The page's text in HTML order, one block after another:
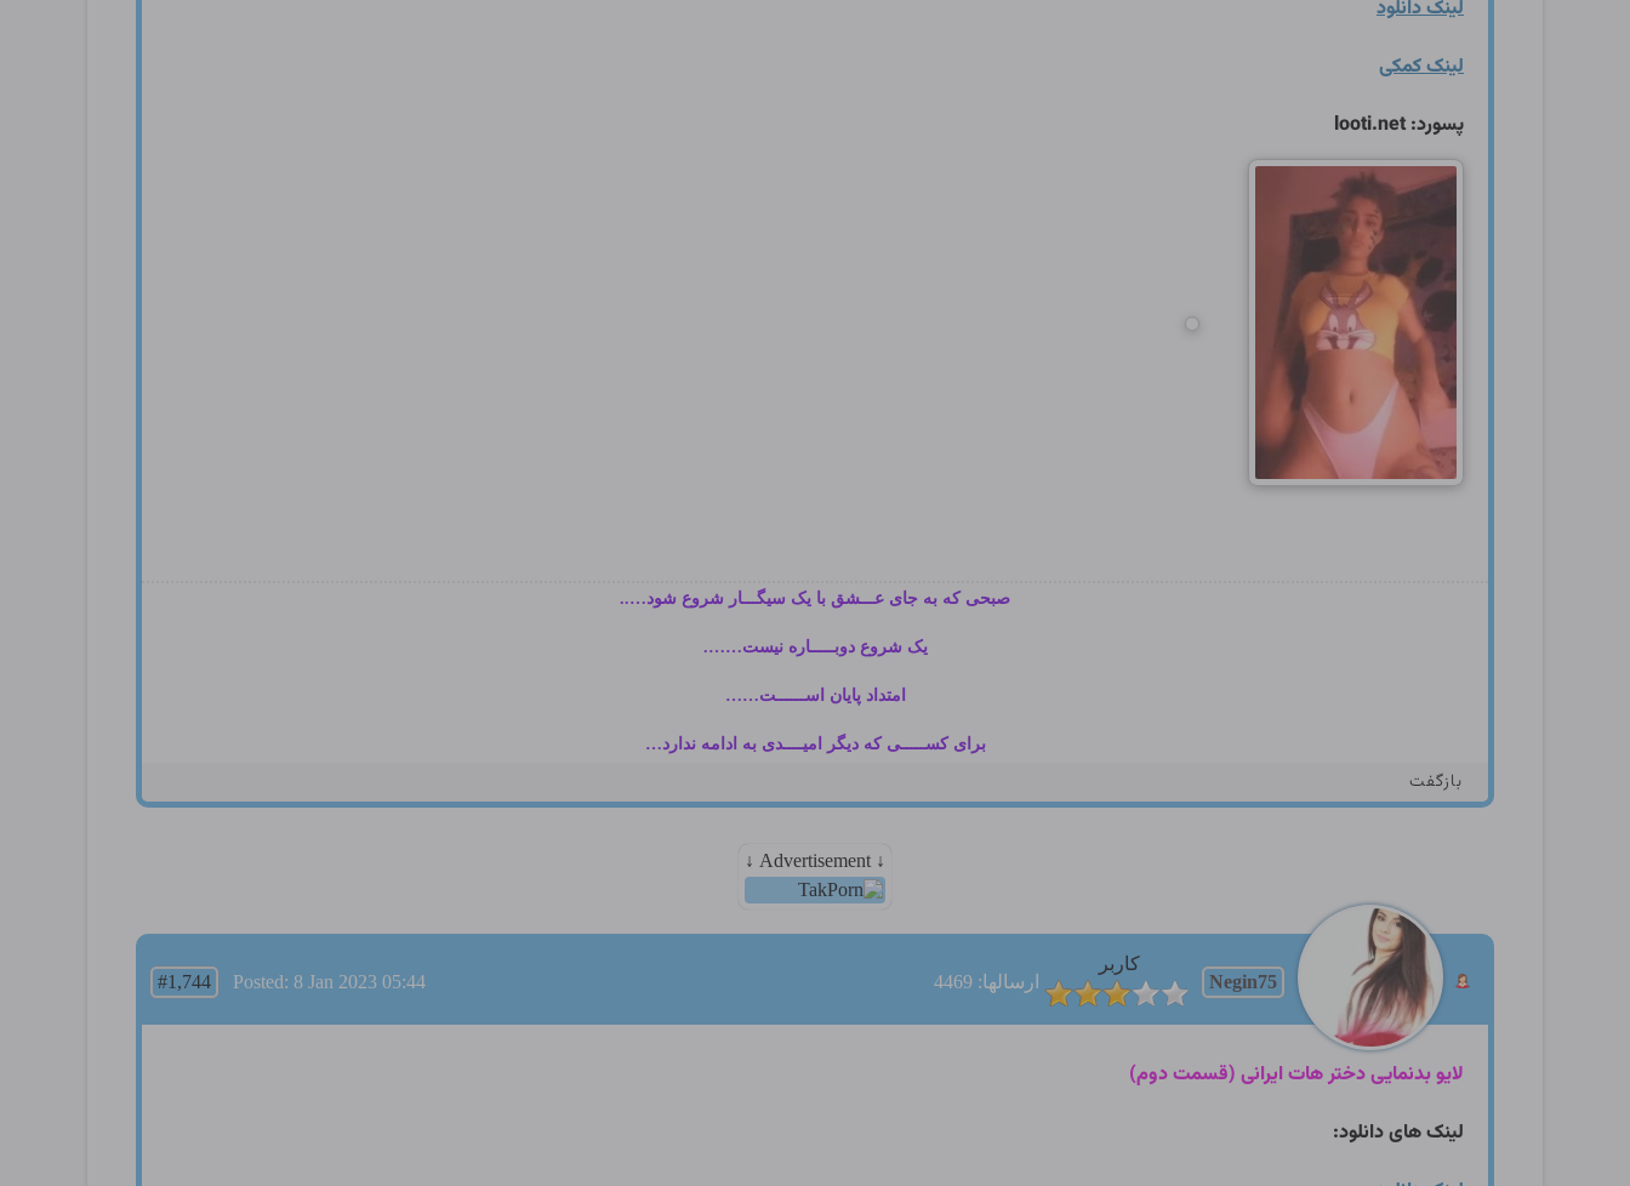
لینک دانلود
لینک کمکی
پسورد: looti.net
صبحی که به جای عـــشق با یک سیگـــار شروع شود…..
یک شروع دوبـــــاره نیست…….
امتداد پایان اســــــت……
برای کســـــی که دیگر امیــــدی به ادامه ندارد…
بازگفت
↓ Advertisement ↓
Negin75
کاربر
ارسالها: 4469
#1,744 Posted: 8 Jan 2023 05:44
لایو بدنمایی دختر هات ایرانی (قسمت دوم)
لینک های دانلود: